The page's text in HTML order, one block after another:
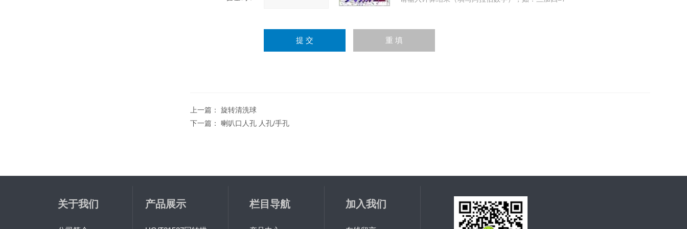
上一篇： 旋转清洗球
下一篇： 喇叭口人孔 人孔/手孔
关于我们 产品展示 栏目导航 加入我们